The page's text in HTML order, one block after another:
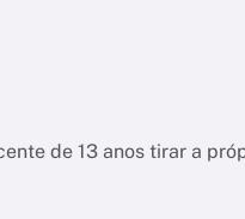
de 13 anos tirar a